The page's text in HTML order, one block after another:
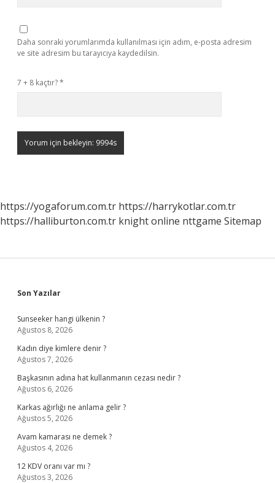
Daha sonraki yorumlarımda kullanılması için adım, e-posta adresim
ve site adresim bu tarayıcıya kaydedilsin.
7 + 8 kaçtır?*
https://yogaforum.com.tr https://harrykotlar.com.tr
https://halliburton.com.tr knight online nttgame Sitemap
Sidebar
Son Yazılar
Sunseeker hangi ülkenin ?
Ağustos 8, 2026
Kadın diye kimlere denir ?
Ağustos 7, 2026
Başkasının adına hat kullanmanın cezası nedir ?
Ağustos 6, 2026
Karkas ağırlığı ne anlama gelir ?
Ağustos 5, 2026
Avam kamarası ne demek ?
Ağustos 4, 2026
12 KDV oranı var mı ?
Ağustos 3, 2026